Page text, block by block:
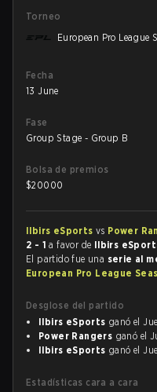
Torneo
European Pro League
Fecha
13 June
Fase
Group Stage - Group B
Bolsa de premios
$20000
Ilbirs eSports vs Power
2 - 1 a favor de Ilbirs
El partido fue una serie al
European Pro League
Desglose del partido
Ilbirs eSports ganó el
Power Rangers ganó el
Ilbirs eSports ganó el
Estadísticas cara a cara